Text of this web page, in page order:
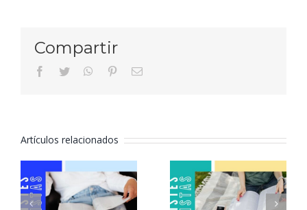
Compartir
facebooktwitter whatsapppinterestCorreo
Artículos relacionados
Revistas
Revistas